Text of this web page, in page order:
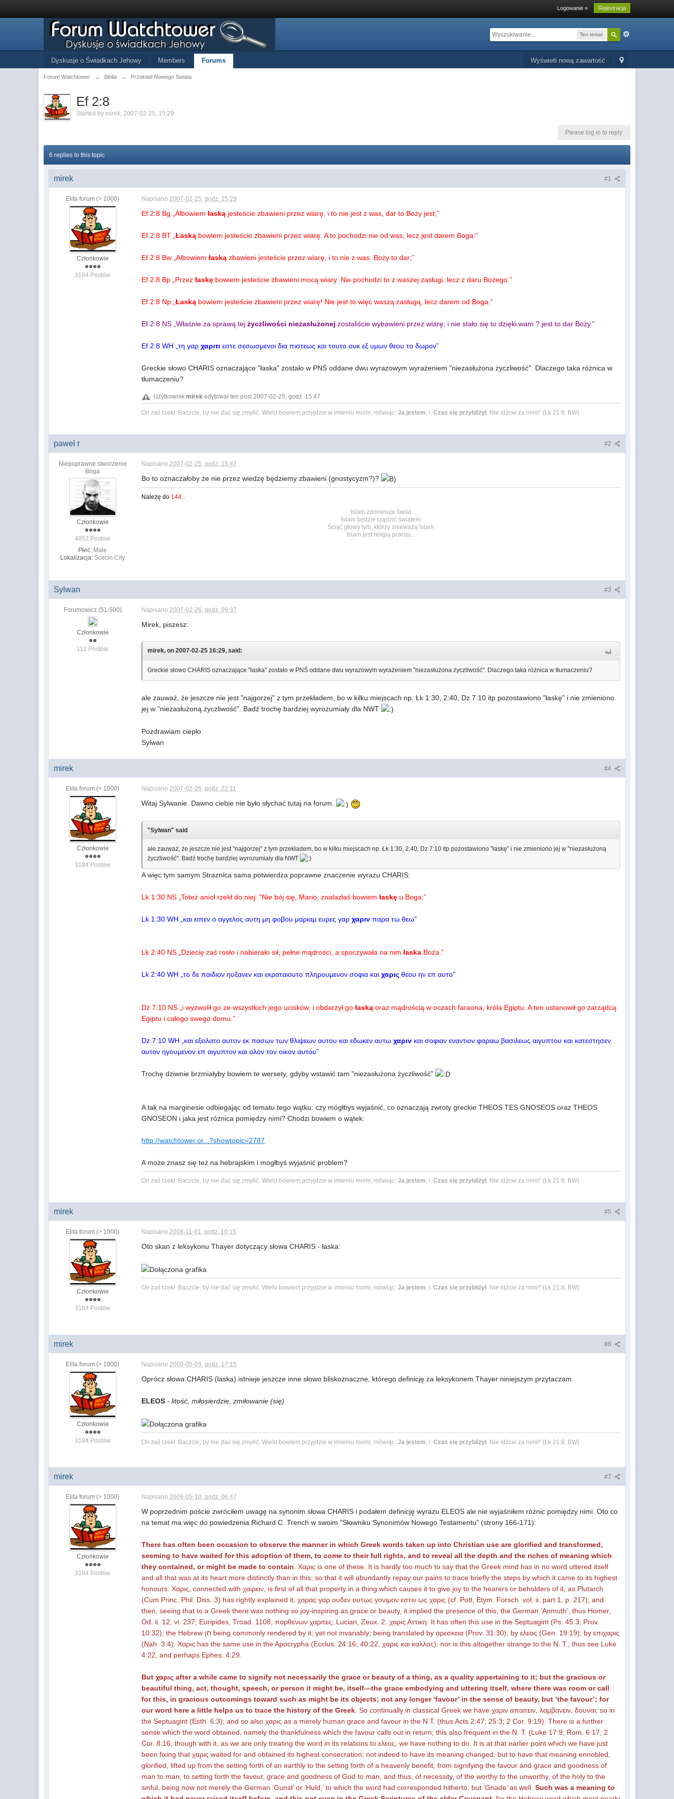
Logowanie » Rejestracja
Ten temat
Wyświetl nową zawartość
Dyskusje o Świadkach Jehowy Members Forums
Forum Watchtower → Biblia → Przekład Nowego Świata
Ef 2:8
Started by mirek,2007-02-25, 15:29
Please log in to reply
6 replies to this topic
#1
mirek
Elita forum (> 1000)
Członkowie
3184 Postów
Napisano2007-02-25, godz. 15:29
Ef 2:8 Bg „Albowiemłaską jesteście zbawieni przez wiarę, i to nie jest z was, dar to Boży jest;”
Ef 2:8 BT „Łaską bowiem jesteście zbawieni przez wiarę. A to pochodzi nie od was, lecz jest darem Boga:”
Ef 2:8 Bw „Albowiemłaską zbawieni jesteście przez wiarę, i to nie z was: Boży to dar;”
Ef 2:8 Bp „Przezłaskę bowiem jesteście zbawieni mocą wiary. Nie pochodzi to z waszej zasługi, lecz z daru Bożego.”
Ef 2:8 Np „Łaską bowiem jesteście zbawieni przez wiarę! Nie jest to więc waszą zasługą, lecz darem od Boga.”
Ef 2:8 NS „Właśnie za sprawą tejżyczliwości niezasłużonejzostaliście wybawieni przez wiarę; i nie stało się to dzięki wam ? jest to dar Boży.”
Ef 2:8 WH „τη γαρχαριτιεστε σεσωσμενοι δια πιστεως και τουτο ουκ εξ υμων θεου το δωρον”
Greckie słowo CHARIS oznaczające "łaska" zostało w PNŚ oddane dwu wyrazowym wyrażeniem "niezasłużona życzliwość". Dlaczego taka różnica w
tłumaczeniu?
Użytkownikmirek edytował ten post 2007-02-25, godz. 15:47
On zaś rzekł: Baczcie, by nie dać się zmylić. Wielu bowiem przyjdzie w imieniu moim, mówiąc:Ja jestem , i:Czas się przybliżył . Nie idźcie za nimi!" (Łk 21:8, BW)
#2
pawel r
Niepoprawne stworzenie
Boga
Członkowie
4853 Postów
Płeć: Male
Lokalizacja: Scecin City
Napisano2007-02-25, godz. 15:47
Bo to oznaczałoby że nie przez wiedzę będziemy zbawieni (gnostycyzm?)?
Należę do 144...
Islam zdominuje świat
Islam będzie rządzić światem
Ściąć głowy tym, którzy znieważą Islam
Islam jest religią pokoju...
#3
Sylwan
Forumowicz (51-500)
Członkowie
112 Postów
Napisano2007-02-26, godz. 09:37
Mirek, piszesz:
mirek, on 2007-02-25 16:29, said:
Greckie słowo CHARIS oznaczające "łaska" zostało w PNŚ oddane dwu wyrazowym wyrażeniem "niezasłużona życzliwość". Dlaczego taka różnica w tłumaczeniu?
ale zauważ, że jeszcze nie jest "najgorzej" z tym przekładem, bo w kilku miejscach np. Łk 1:30, 2:40, Dz 7:10 itp pozostawiono "łaskę" i nie zmieniono
jej w "niezasłużoną życzliwość". Badź trochę bardziej wyrozumiały dla NWT
Pozdrawiam ciepło
Sylwan
#4
mirek
Elita forum (> 1000)
Członkowie
3184 Postów
Napisano2007-02-26, godz. 22:11
Witaj Sylwanie. Dawno ciebie nie było słychać tutaj na forum.
"Sylwan" said
ale zauważ, że jeszcze nie jest "najgorzej" z tym przekładem, bo w kilku miejscach np. Łk 1:30, 2:40, Dz 7:10 itp pozostawiono "łaskę" i nie zmieniono jej w "niezasłużoną
życzliwość". Badź trochę bardziej wyrozumiały dla NWT
A więc tym samym Straznica sama potwierdza poprawne znaczenie wyrazu CHARIS:
Lk 1:30 NS „Toteż anioł rzekł do niej: "Nie bój się, Mario, znalazłaś bowiemłaskęu Boga;”
Lk 1:30 WH „και ειπεν ο αγγελος αυτη μη φοβου μαριαμ ευρες γαρχαρινπαρα τω θεω”
Lk 2:40 NS „Dziecię zaś rosło i nabierało sił, pełne mądrości, a spoczywała na nimłaska Boża.”
Lk 2:40 WH „το δε παιδιον ηυξανεν και εκραταιουτο πληρουμενον σοφια καιχαριςθεου ην επ αυτο”
Dz 7:10 NS „i wyzwolił go ze wszystkich jego ucisków, i obdarzył gołaskąoraz mądrością w oczach faraona, króla Egiptu. A ten ustanowił go zarządcą
Egiptu i całego swego domu.”
Dz 7:10 WH „και εξειλατο αυτον εκ πασων των θλιψεων αυτου και εδωκεν αυτωχαριν και σοφιαν εναντιον φαραω βασιλεως αιγυπτου και κατεστησεν
αυτον ηγουμενον επ αιγυπτον και ολον τον οικον αυτου”
Trochę dziwnie brzmiałyby bowiem te wersety, gdyby wstawić tam "niezasłużona życzliwość"
A tak na marginesie odbiegając od tematu tego wątku: czy mógłbys wyjaśnić, co oznaczają zwroty greckie THEOS TES GNOSEOS oraz THEOS
GNOSEON i jaka jest różnica pomiędzy nimi? Chodzi bowiem o wątek:
http://watchtower.or...?showtopic=2787
A może znasz się też na hebrajskim i mogłbyś wyjaśnić problem?
On zaś rzekł: Baczcie, by nie dać się zmylić. Wielu bowiem przyjdzie w imieniu moim, mówiąc:Ja jestem , i:Czas się przybliżył . Nie idźcie za nimi!" (Łk 21:8, BW)
#5
mirek
Elita forum (> 1000)
Członkowie
3184 Postów
Napisano2008-11-01, godz. 10:15
Oto skan z leksykonu Thayer dotyczący słowa CHARIS - łaska:
On zaś rzekł: Baczcie, by nie dać się zmylić. Wielu bowiem przyjdzie w imieniu moim, mówiąc:Ja jestem , i:Czas się przybliżył . Nie idźcie za nimi!" (Łk 21:8, BW)
#6
mirek
Elita forum (> 1000)
Członkowie
3184 Postów
Napisano2009-05-09, godz. 17:15
Oprócz słowa CHARIS (laska) istnieje jeszcze inne słowo bliskoznaczne, którego definicję za leksykonem Thayer niniejszym przytaczam.
ELEOS -litość, miłosierdzie, zmiłowanie (się)
On zaś rzekł: Baczcie, by nie dać się zmylić. Wielu bowiem przyjdzie w imieniu moim, mówiąc:Ja jestem , i:Czas się przybliżył . Nie idźcie za nimi!" (Łk 21:8, BW)
#7
mirek
Elita forum (> 1000)
Członkowie
3184 Postów
Napisano2009-05-10, godz. 06:47
W poprzednim poście zwróciłem uwagę na synonim słowa CHARIS i podałem definicję wyrazu ELEOS ale nie wyjaśniłem różnic pomiędzy nimi. Oto co
na temat ma więc do powiedzenia Richard C. Trench w swoim "Słowniku Synonimów Nowego Testamentu" (strony 166-171):
There has often been occasion to observe the manner in which Greek words taken up into Christian use are glorified and transformed,
seeming to have waited for this adoption of them, to come to their full rights, and to reveal all the depth and the riches of meaning which
they contained, or might be made to contain. Χαρις is one of these. It is hardly too much to say that the Greek mind has in no word uttered itself
and all that was at its heart more distinctly than in this; so that it will abundantly repay our pains to trace briefly the steps by which it came to its highest
honours. Χαρις, connected with χαιρειν, is first of all that property in a thing which causes it to give joy to the hearers or beholders of it, as Plutarch
(Cum Princ. Phil. Diss. 3) has rightly explained it, χαρας γαρ ουδεν ουτως γονιμον εστιν ως χαρις (cf. Pott, Etym. Forsch. vol. ii. part 1, p. 217); and
then, seeing that to a Greek there was nothing so joy-inspiring as grace or beauty, it implied the presence of this, the German ‘Anmuth’; thus Homer,
Od. ii. 12; vi. 237; Euripides, Troad. 1108, παρθενων χαριτες; Lucian, Zeux. 2. χαρις Αττικη. It has often this use in the Septuagint (Ps. 45:3; Prov.
10:32), the Hebrew חֵן being commonly rendered by it; yet not invariably; being translated by αρεσκεια (Prov. 31:30); by ελεος (Gen. 19:19); by επιχαρις
(Nah. 3:4). Χαρις has the same use in the Apocrypha (Ecclus. 24:16; 40:22, χαρις και καλλος): nor is this altogether strange to the N. T.; thus see Luke
4:22, and perhaps Ephes. 4:29.
But χαρις after a while came to signify not necessarily the grace or beauty of a thing, as a quality appertaining to it; but the gracious or
beautiful thing, act, thought, speech, or person it might be, itself—the grace embodying and uttering itself, where there was room or call
for this, in gracious outcomings toward such as might be its objects; not any longer ‘favour’ in the sense of beauty, but ‘the favour’; for
our word here a little helps us to trace the history of the Greek. So continually in classical Greek we have χαριν απαιτειν, λαμβανειν, δουναι; so in
the Septuagint (Esth. 6:3); and so also χαρις as a merely human grace and favour in the N.T. (thus Acts 2:47; 25:3; 2 Cor. 9:19). There is a further
sense which the word obtained, namely the thankfulness which the favour calls out in return; this also frequent in the N. T. (Luke 17:9; Rom. 6:17; 2
Cor. 8:16; though with it, as we are only treating the word in its relations to ελεος, we have nothing to do. It is at that earlier point which we have just
been fixing that χαρις waited for and obtained its highest consecration; not indeed to have its meaning changed, but to have that meaning ennobled,
glorified, lifted up from the setting forth of an earthly to the setting forth of a heavenly benefit, from signifying the favour and grace and goodness of
man to man, to setting forth the favour, grace and goodness of God to man, and thus, of necessity, of the worthy to the unworthy, of the holy to the
sinful, being now not merely the German ‘Gunst’ or ‘Huld,’ to which the word had corresponded hitherto, but ‘Gnade’ as well.Such was a meaning to